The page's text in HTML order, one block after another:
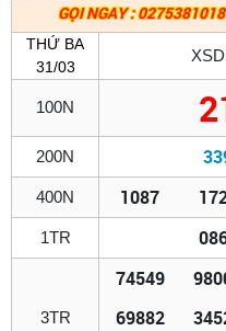
GỌI NGAY :
THỨ BA
31/03
100N
200N
400N 1087
1TR
3TR
74549
69882